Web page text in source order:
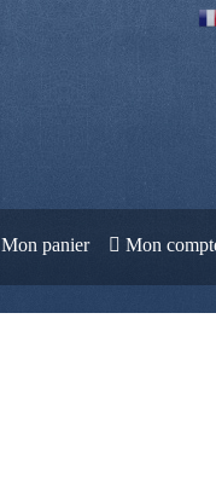
Mon panier Mon